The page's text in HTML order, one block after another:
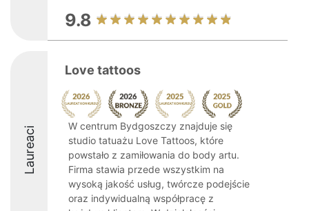
9.8
Laureaci
Love tattoos
W centrum Bydgoszczy znajduje się
studio tatuażu Love Tattoos, które
powstało z zamiłowania do body artu.
Firma stawia przede wszystkim na
wysoką jakość usług, twórcze podejście
oraz indywidualną współpracę z